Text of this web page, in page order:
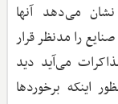
می‌دهد آنها
را مدنظر قرار
می‌آید دید
اینکه برخوردها